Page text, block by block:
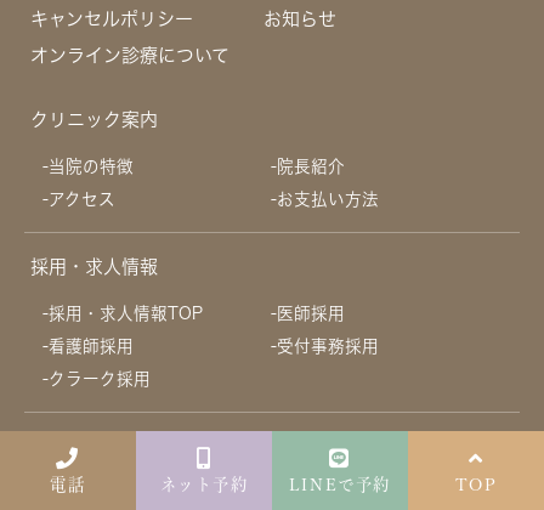
電話 ネット予約 LINEで予約 TOP
キャンセルポリシー
お知らせ
オンライン診療について
クリニック案内
当院の特徴
院長紹介
アクセス
お支払い方法
採用・求人情報
採用・求人情報TOP
医師採用
看護師採用
受付事務採用
クラーク採用
婦人科